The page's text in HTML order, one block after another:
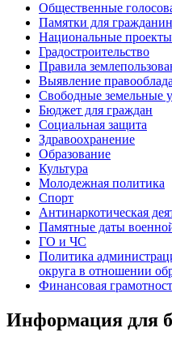
Общественные
Памятки для
Национальные проекты
Градостроительство
Правила
Выявление
Свободные земельные
Бюджет для граждан
Социальная защита
Здравоохранение
Образование
Культура
Молодежная политика
Спорт
Антинаркотическая
Памятные даты
ГО и ЧС
Политика
округа в отношении
Финансовая
Информация для